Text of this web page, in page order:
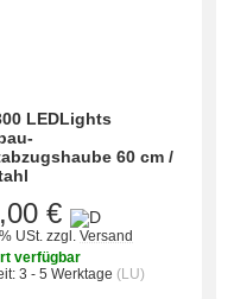
LEDLights
60 cm /
€
USt. zzgl. Versand
verfügbar
3 - 5 Werktage (LU)